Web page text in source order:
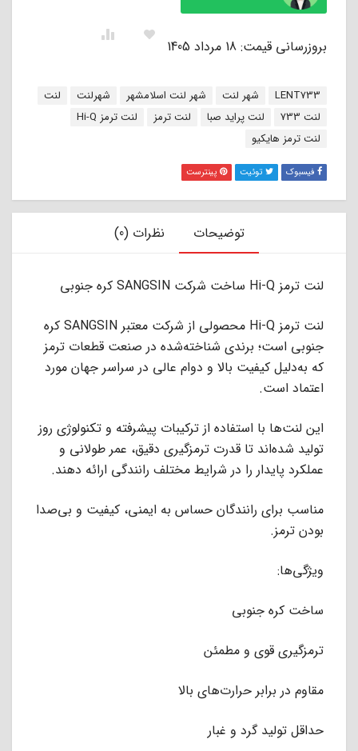
بروزرسانی قیمت: 18 مرداد 1405
برچسب:
LENT733 شهر لنت شهر لنت اسلامشهر شهرلنت
لنت
لنت 733
لنت پراید صبا لنت ترمز
لنت ترمز Hi-Q
لنت ترمز هایکیو
فیسبوک توئیت پینترست
توضیحات نظرات (0)
لنت ترمز Hi-Q ساخت شرکت SANGSIN کره جنوبی
لنت ترمز Hi-Q محصولی از شرکت معتبر SANGSIN کره‌
جنوبی است؛ برندی شناخته‌شده در صنعت قطعات ترمز
که به‌دلیل کیفیت بالا و دوام عالی در سراسر جهان مورد
اعتماد است.
این لنت‌ها با استفاده از ترکیبات پیشرفته و تکنولوژی روز
تولید شده‌اند تا قدرت ترمزگیری دقیق، عمر طولانی و
عملکرد پایدار را در شرایط مختلف رانندگی ارائه دهند.
مناسب برای رانندگان حساس به ایمنی، کیفیت و بی‌صدا
بودن ترمز.
ویژگی‌ها:
ساخت کره جنوبی
ترمزگیری قوی و مطمئن
مقاوم در برابر حرارت‌های بالا
حداقل تولید گرد و غبار